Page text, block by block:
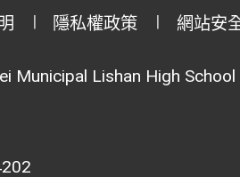
隱私權政策 網站安
Municipal Lishan High School